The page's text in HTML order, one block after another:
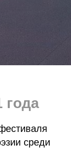
года
среди